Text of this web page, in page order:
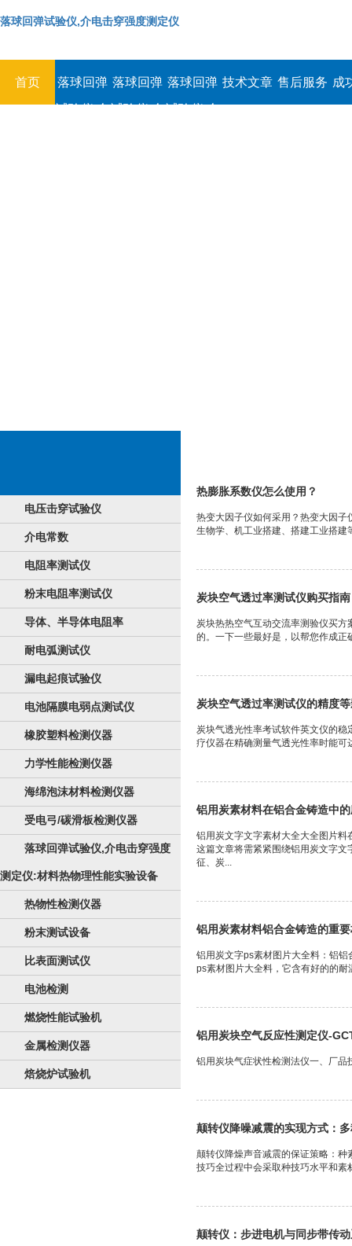
落球回弹试验仪,介电击穿强度测定仪
首页
落球回弹
试验仪,介
落球回弹
试验仪,介
落球回弹
试验仪,介
技术文章 售后服务 成
电压击穿试验仪
介电常数
电阻率测试仪
粉末电阻率测试仪
导体、半导体电阻率
耐电弧测试仪
漏电起痕试验仪
电池隔膜电弱点测试仪
橡胶塑料检测仪器
力学性能检测仪器
海绵泡沫材料检测仪器
受电弓/碳滑板检测仪器
落球回弹试验仪,介电击穿强度
测定仪:材料热物理性能实验设备
热物性检测仪器
粉末测试设备
比表面测试仪
电池检测
燃烧性能试验机
金属检测仪器
焙烧炉试验机
热膨胀系数仪怎么使用？
热变大因子仪如何采用？热变大因
生物学、机工业搭建、搭建工业搭
炭块空气透过率测试仪购买指
炭块热热空气互动交流率测验仪买
的。一下一些最好是，以帮您作成正
炭块空气透过率测试仪的精度
炭块气透光性率考试软件英文仪的
疗仪器在精确测量气透光性率时能
铝用炭素材料在铝合金铸造中
铝用炭文字文字素材大全大全图片
这篇文章将需紧紧围绕铝用炭文字
征、炭...
铝用炭素材料铝合金铸造的重
铝用炭文字ps素材图片大全料：铝
ps素材图片大全料，它含有好的的
铝用炭块空气反应性测定仪-
铝用炭块气症状性检测法仪一、厂
颠转仪降噪减震的实现方式：
颠转仪降燥声音减震的保证策略：
技巧全过程中会采取种技巧水平和
颠转仪：步进电机与同步带传